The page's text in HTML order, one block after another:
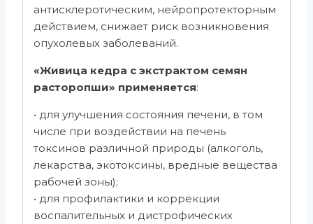
антисклеротическим, нейропротекторным
действием, снижает риск возникновения
опухолевых заболеваний.
«Живица кедра с экстрактом семян
расторопши» применяется:
• для улучшения состояния печени, в том
числе при воздействии на печень
токсинов различной природы (алкоголь,
лекарства, экотоксины, вредные вещества
рабочей зоны);
• для профилактики и коррекции
воспалительных и дистрофических